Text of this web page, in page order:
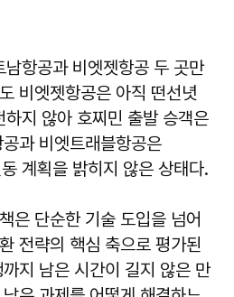
항공과 비엣젯항공 두 곳만
비엣젯항공은 아직 떤선녓
지 않아 호찌민 출발 승객은
과 비엣트래블항공은
계획을 밝히지 않은 상태다.
은 단순한 기술 도입을 넘어
전략의 핵심 축으로 평가된
지 남은 시간이 길지 않은 만